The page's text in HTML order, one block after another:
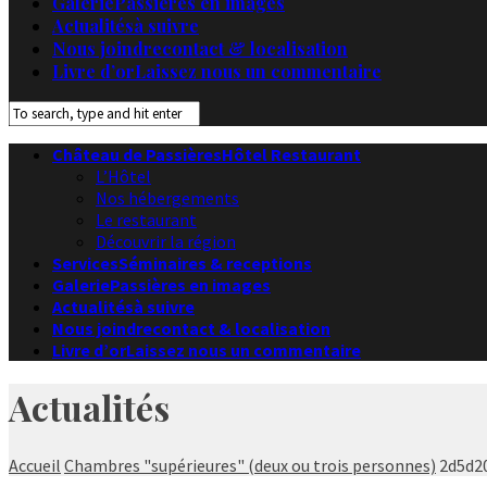
Actualitésà suivre
Nous joindrecontact & localisation
Livre d’orLaissez nous un commentaire
Château de PassièresHôtel Restaurant
L’Hôtel
Nos hébergements
Le restaurant
Découvrir la région
ServicesSéminaires & receptions
GaleriePassières en images
Actualitésà suivre
Nous joindrecontact & localisation
Livre d’orLaissez nous un commentaire
Actualités
Accueil Chambres "supérieures" (deux ou trois personnes)